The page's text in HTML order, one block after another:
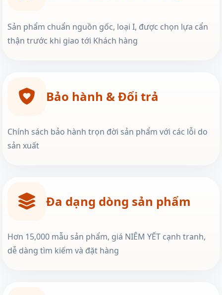
Sản phẩm chuẩn nguồn gốc, loại I, được chọn lựa cẩn
thận trước khi giao tới Khách hàng
Bảo hành & Đổi trả
Chính sách bảo hành trọn đời sản phẩm với các lỗi do
sản xuất
Đa dạng dòng sản phẩm
Hơn 15,000 mẫu sản phẩm, giá NIÊM YẾT cạnh tranh,
dễ dàng tìm kiếm và đặt hàng